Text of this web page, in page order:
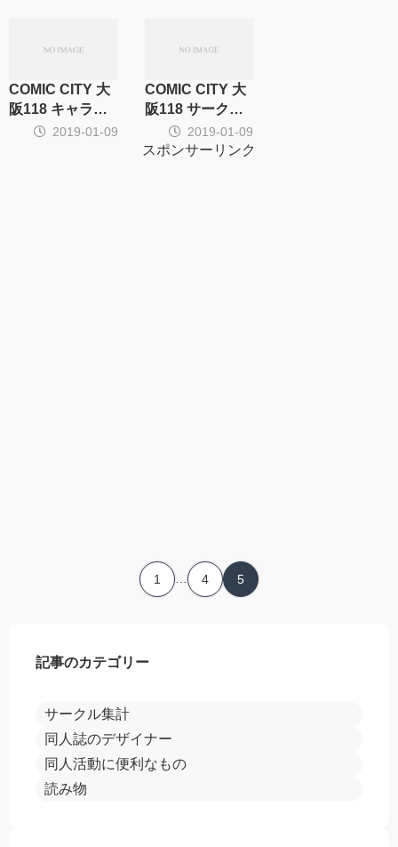
COMIC CITY 大
阪118 キャラ・
CP別サークル集
2019-01-09
COMIC CITY 大
阪118 サークル
集計
2019-01-09
スポンサーリンク
1 4 5
記事のカテゴリー
サークル集計
同人誌のデザイナー
同人活動に便利なもの
読み物